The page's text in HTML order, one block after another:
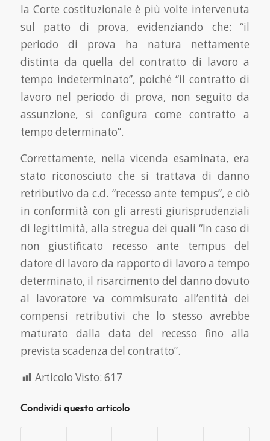
la Corte costituzionale è più volte intervenuta
sul patto di prova, evidenziando che: “il
periodo di prova ha natura nettamente
distinta da quella del contratto di lavoro a
tempo indeterminato”, poiché “il contratto di
lavoro nel periodo di prova, non seguito da
assunzione, si configura come contratto a
tempo determinato”.
Correttamente, nella vicenda esaminata, era
stato riconosciuto che si trattava di danno
retributivo da c.d. “recesso ante tempus”, e ciò
in conformità con gli arresti giurisprudenziali
di legittimità, alla stregua dei quali “In caso di
non giustificato recesso ante tempus del
datore di lavoro da rapporto di lavoro a tempo
determinato, il risarcimento del danno dovuto
al lavoratore va commisurato all’entità dei
compensi retributivi che lo stesso avrebbe
maturato dalla data del recesso fino alla
prevista scadenza del contratto”.
Articolo Visto: 617
Condividi questo articolo